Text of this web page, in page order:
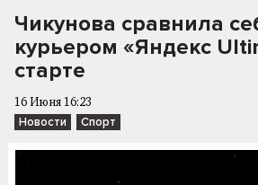
Чикунова сравнила
курьером «Яндекс
старте
16 Июня 16:23
Новости Спорт